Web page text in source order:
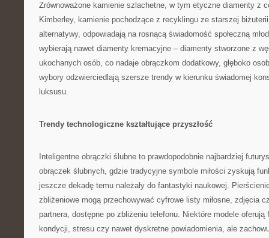
Zrównoważone kamienie szlachetne, w tym etyczne diamenty z
Kimberley, kamienie pochodzące z recyklingu ze starszej
alternatywy, odpowiadają na rosnącą świadomość społeczną
wybierają nawet diamenty kremacyjne – diamenty stworzone z
ukochanych osób, co nadaje obrączkom dodatkowy, głęboko
wybory odzwierciedlają szersze trendy w kierunku świadomej
luksusu.
Trendy technologiczne kształtujące przyszłość
Inteligentne obrączki ślubne to prawdopodobnie najbardziej
obrączek ślubnych, gdzie tradycyjne symbole miłości zyskują
jeszcze dekadę temu należały do fantastyki naukowej.
zbliżeniowe mogą przechowywać cyfrowe listy miłosne, zdjęcia
partnera, dostępne po zbliżeniu telefonu. Niektóre modele oferują
kondycji, stresu czy nawet dyskretne powiadomienia, ale